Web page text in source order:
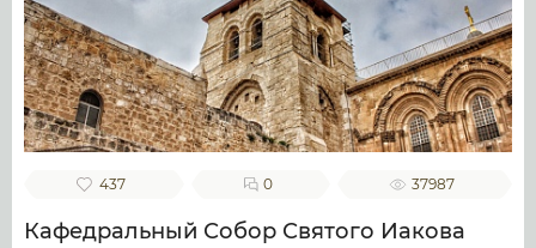
437 0 37987
Кафедральный Собор Святого Иакова